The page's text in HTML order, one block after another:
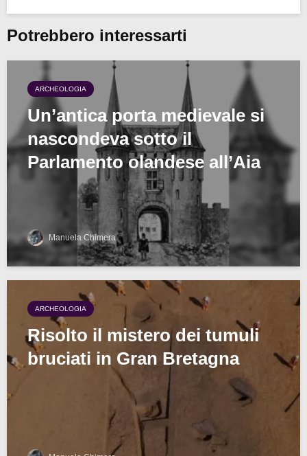
Potrebbero interessarti
ARCHEOLOGIA
Un’antica porta medievale si
nascondeva sotto il
Parlamento olandese all’Aia
Manuela Chimera
ARCHEOLOGIA
Risolto il mistero dei tumuli
bruciati in Gran Bretagna